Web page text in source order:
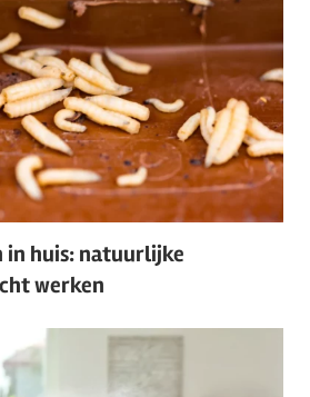
in huis: natuurlijke
werken